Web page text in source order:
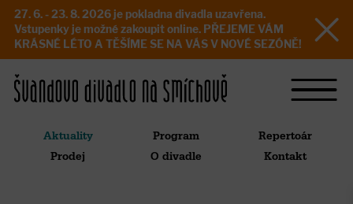
27. 6. - 23. 8. 2026 je pokladna divadla uzavřena.
Vstupenky je možné zakoupit online. PŘEJEME VÁM
KRÁSNÉ LÉTO A TĚŠÍME SE NA VÁS V NOVÉ SEZÓNĚ!
Aktuality Program
Repertoár
Prodej
O divadle Kontakt